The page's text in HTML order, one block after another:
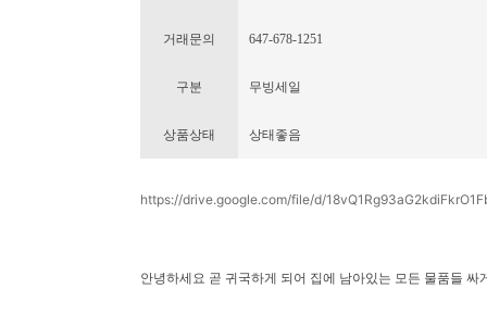
거래문의 647-678-1251
구분 무빙세일
상품상태 상태좋음
https://drive.google.com/file/d/
안녕하세요 곧 귀국하게 되어 집에 남아있는 모든 물품들